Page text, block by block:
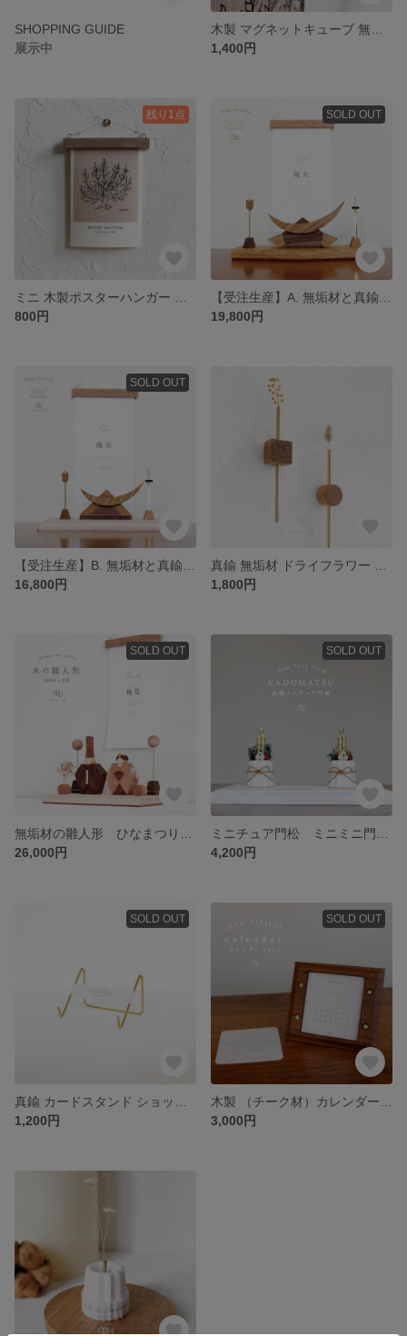
SHOPPING GUIDE
展示中
1,400円
残り1点
800円
SOLD OUT
19,800円
SOLD OUT
16,800円
1,800円
SOLD OUT
26,000円
SOLD OUT
4,200円
SOLD OUT
1,200円
SOLD OUT
3,000円